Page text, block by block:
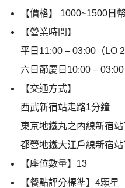
【價格】 1000~1500日
【營業時間】
平日11:00 – 03:00（LO
六日節慶日10:00 – 03:00
【交通方式】
西武新宿站走路1分鐘
東京地鐵丸之內線新宿
都營地鐵大江戶線新宿
【座位數量】13
【餐點評分標準】4顆星